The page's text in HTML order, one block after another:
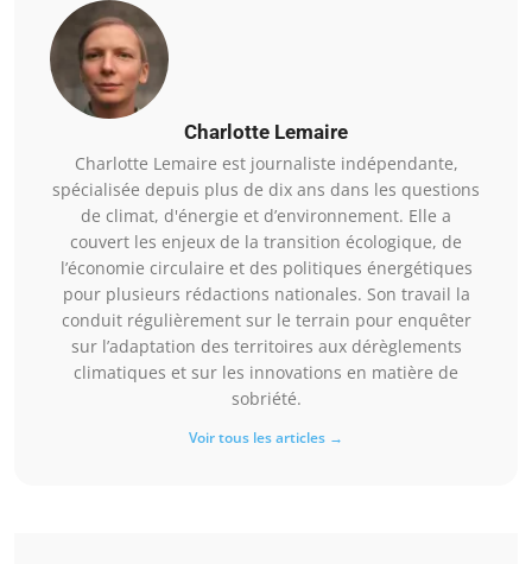
Charlotte Lemaire
Charlotte Lemaire est journaliste indépendante,
spécialisée depuis plus de dix ans dans les questions
de climat, d'énergie et d’environnement. Elle a
couvert les enjeux de la transition écologique, de
l’économie circulaire et des politiques énergétiques
pour plusieurs rédactions nationales. Son travail la
conduit régulièrement sur le terrain pour enquêter
sur l’adaptation des territoires aux dérèglements
climatiques et sur les innovations en matière de
sobriété.
Voir tous les articles →